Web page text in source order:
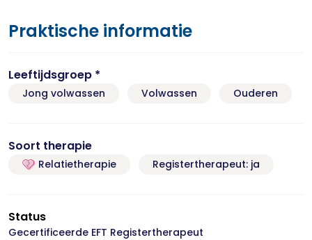
Praktische informatie
Leeftijdsgroep *
Jong volwassen Volwassen Ouderen
Soort therapie
Relatietherapie Registertherapeut: ja
Status
Gecertificeerde EFT Registertherapeut